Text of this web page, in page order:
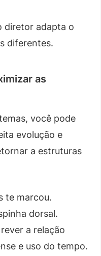
diretor adapta o
diferentes.
as
você pode
evolução e
a estruturas
te marcou.
dorsal.
a relação
e uso do tempo.